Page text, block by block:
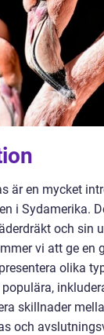
är en mycket
i Sydamerika.
och sin
vi att ge en
olika
skillnader
och